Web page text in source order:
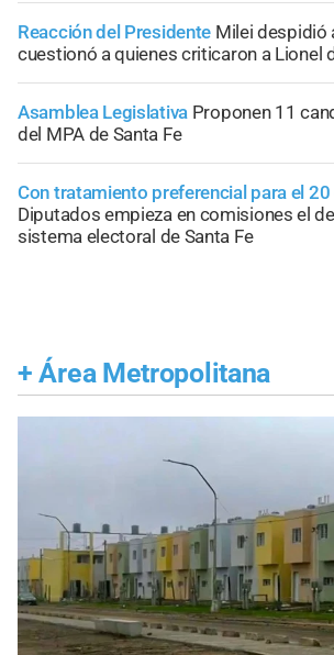
Reacción del Presidente Milei despidió
cuestionó a quienes criticaron a Lionel
Asamblea Legislativa Proponen 11
del MPA de Santa Fe
Con tratamiento preferencial para el
Diputados empieza en comisiones el
sistema electoral de Santa Fe
+ Área Metropolitana